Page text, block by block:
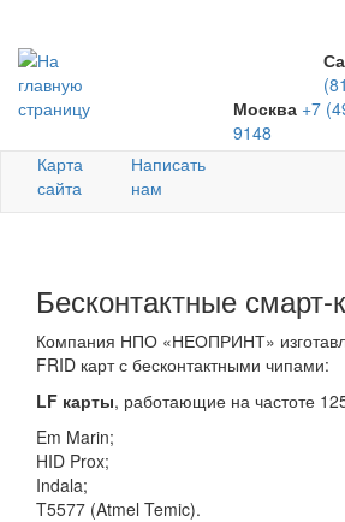
Москва +7
9148
Карта
сайта
Написать
нам
Бесконтактные смарт-
Компания НПО «НЕОПРИНТ»
FRID карт с бесконтактными чипами:
LF карты, работающие на частоте
Em Marin;
HID Prox;
Indala;
T5577 (Atmel Temic).